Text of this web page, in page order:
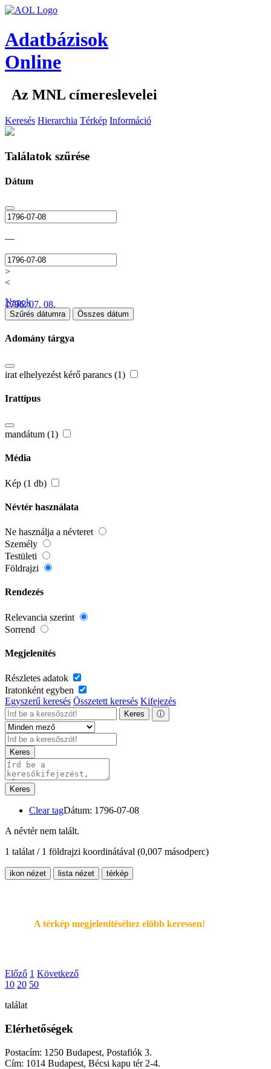
Adatbázisok
Online
Az MNL címereslevelei
Keresés Hierarchia Térkép Információ
Találatok szűrése
Dátum
—
>
<
1796. 07. 08.
Napok
Szűrés dátumra Összes dátum
Adomány tárgya
irat elhelyezést kérő parancs (1)
Irattípus
mandátum (1)
Média
Kép (1 db)
Névtér használata
Ne használja a névteret
Személy
Testületi
Földrajzi
Rendezés
Relevancia szerint
Sorrend
Megjelenítés
Részletes adatok
Iratonként egyben
Egyszerű keresés Összetett keresés Kifejezés
Keres ⓘ
Keres
Keres
Clear tagDátum: 1796-07-08
A névtér nem talált.
1 találat / 1 földrajzi koordinátával (0,007 másodperc)
ikon nézet lista nézet térkép
A térkép megjelenítéséhez elöbb keressen!
Előző 1 Következő
10 20 50
találat
Elérhetőségek
Postacím: 1250 Budapest, Postafiók 3.
Cím: 1014 Budapest, Bécsi kapu tér 2-4.